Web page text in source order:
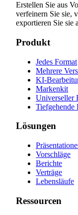
Erstellen Sie aus
verfeinern Sie sie,
exportieren Sie sie
Produkt
Jedes Format
Mehrere
KI-
Markenkit
Universeller
Tiefgehende
Lösungen
Vorschläge
Berichte
Verträge
Lebensläufe
Ressourcen